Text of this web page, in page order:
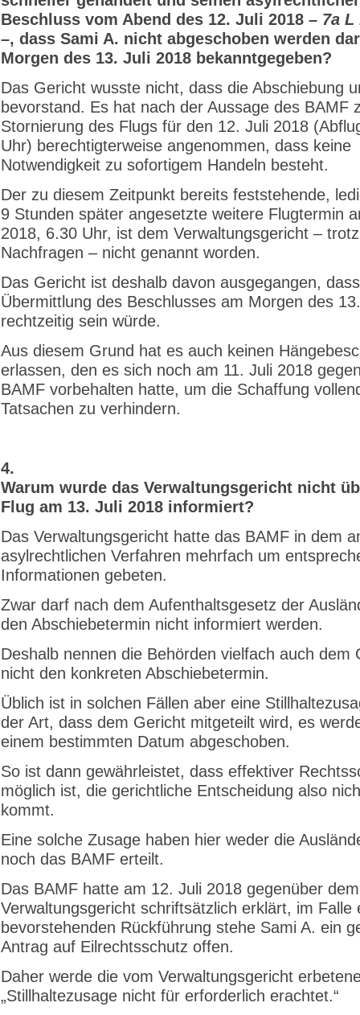
Beschluss vom Abend des 12. Juli 2018 – 7a L
–, dass Sami A. nicht abgeschoben werden
Morgen des 13. Juli 2018 bekanntgegeben?
Das Gericht wusste nicht, dass die Abschiebung
bevorstand. Es hat nach der Aussage des BAMF
Stornierung des Flugs für den 12. Juli 2018
Uhr) berechtigterweise angenommen, dass keine
Notwendigkeit zu sofortigem Handeln besteht.
Der zu diesem Zeitpunkt bereits feststehende,
9 Stunden später angesetzte weitere Flugtermin
2018, 6.30 Uhr, ist dem Verwaltungsgericht –
Nachfragen – nicht genannt worden.
Das Gericht ist deshalb davon ausgegangen,
Übermittlung des Beschlusses am Morgen des
rechtzeitig sein würde.
Aus diesem Grund hat es auch keinen
erlassen, den es sich noch am 11. Juli 2018
BAMF vorbehalten hatte, um die Schaffung
Tatsachen zu verhindern.
4.
Warum wurde das Verwaltungsgericht nicht
Flug am 13. Juli 2018 informiert?
Das Verwaltungsgericht hatte das BAMF in dem
asylrechtlichen Verfahren mehrfach um
Informationen gebeten.
Zwar darf nach dem Aufenthaltsgesetz der
den Abschiebetermin nicht informiert werden.
Deshalb nennen die Behörden vielfach auch dem
nicht den konkreten Abschiebetermin.
Üblich ist in solchen Fällen aber eine
der Art, dass dem Gericht mitgeteilt wird, es
einem bestimmten Datum abgeschoben.
So ist dann gewährleistet, dass effektiver
möglich ist, die gerichtliche Entscheidung also
kommt.
Eine solche Zusage haben hier weder die
noch das BAMF erteilt.
Das BAMF hatte am 12. Juli 2018 gegenüber dem
Verwaltungsgericht schriftsätzlich erklärt, im Falle
bevorstehenden Rückführung stehe Sami A. ein
Antrag auf Eilrechtsschutz offen.
Daher werde die vom Verwaltungsgericht
„Stillhaltezusage nicht für erforderlich erachtet.“